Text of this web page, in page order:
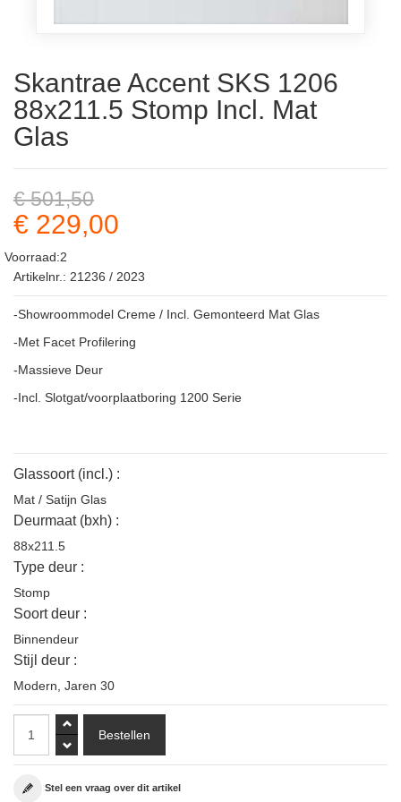
Skantrae Accent SKS 1206
88x211.5 Stomp Incl. Mat
Glas
€ 501,50
€ 229,00
Voorraad:2
Artikelnr.: 21236 / 2023
-Showroommodel Creme / Incl. Gemonteerd Mat Glas
-Met Facet Profilering
-Massieve Deur
-Incl. Slotgat/voorplaatboring 1200 Serie
Glassoort (incl.) :
Mat / Satijn Glas
Deurmaat (bxh) :
88x211.5
Type deur :
Stomp
Soort deur :
Binnendeur
Stijl deur :
Modern, Jaren 30
Stel een vraag over dit artikel